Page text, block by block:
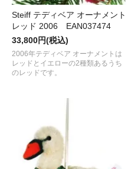
Steiff テディベア オーナメント
レッド 2006 EAN037474
33,800円(税込)
2006年テディベア オーナメントは
レッドとイエローの2種類あるうち
のレッドです。